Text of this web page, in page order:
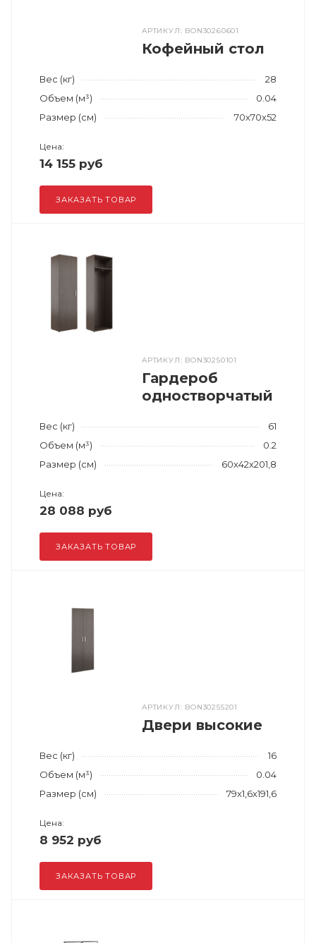
АРТИКУЛ: BON30260601
Кофейный стол
Вес (кг)
28
Объем (м³)
0.04
Размер (см)
70x70x52
Цена:
14 155 руб
ЗАКАЗАТЬ ТОВАР
АРТИКУЛ: BON30250101
Гардероб
одностворчатый
Вес (кг)
61
Объем (м³)
0.2
Размер (см)
60x42x201,8
Цена:
28 088 руб
ЗАКАЗАТЬ ТОВАР
АРТИКУЛ: BON30255201
Двери высокие
Вес (кг)
16
Объем (м³)
0.04
Размер (см)
79x1,6x191,6
Цена:
8 952 руб
ЗАКАЗАТЬ ТОВАР